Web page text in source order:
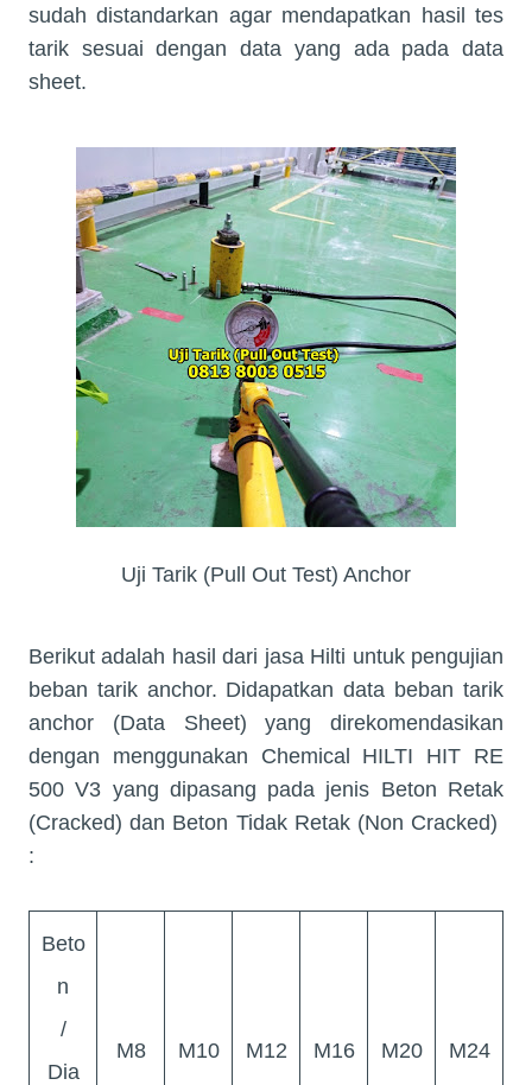
sudah distandarkan agar mendapatkan hasil tes
tarik sesuai dengan data yang ada pada data
sheet.
Uji Tarik (Pull Out Test) Anchor
Berikut adalah hasil dari jasa Hilti untuk pengujian
beban tarik anchor. Didapatkan data beban tarik
anchor (Data Sheet) yang direkomendasikan
dengan menggunakan Chemical HILTI HIT RE
500 V3 yang dipasang pada jenis Beton Retak
(Cracked) dan Beton Tidak Retak (Non Cracked)
:
Beto
n
/
Dia
M8 M10 M12 M16 M20 M24